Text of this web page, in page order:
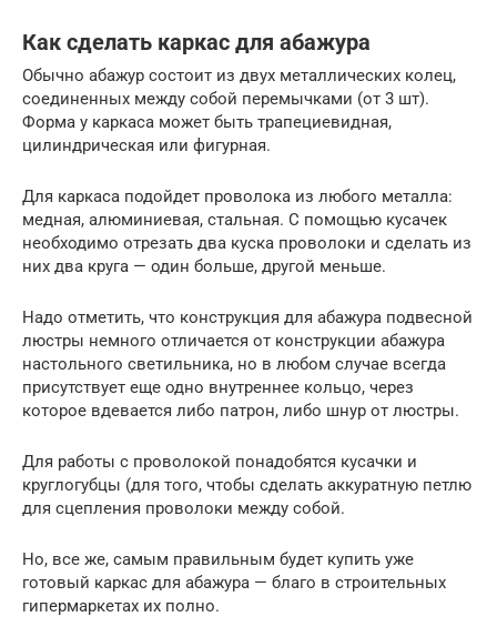
Как сделать каркас для абажура
Обычно абажур состоит из двух металлических колец,
соединенных между собой перемычками (от 3 шт).
Форма у каркаса может быть трапециевидная,
цилиндрическая или фигурная.
Для каркаса подойдет проволока из любого металла:
медная, алюминиевая, стальная. С помощью кусачек
необходимо отрезать два куска проволоки и сделать из
них два круга — один больше, другой меньше.
Надо отметить, что конструкция для абажура подвесной
люстры немного отличается от конструкции абажура
настольного светильника, но в любом случае всегда
присутствует еще одно внутреннее кольцо, через
которое вдевается либо патрон, либо шнур от люстры.
Для работы с проволокой понадобятся кусачки и
круглогубцы (для того, чтобы сделать аккуратную петлю
для сцепления проволоки между собой.
Но, все же, самым правильным будет купить уже
готовый каркас для абажура — благо в строительных
гипермаркетах их полно.